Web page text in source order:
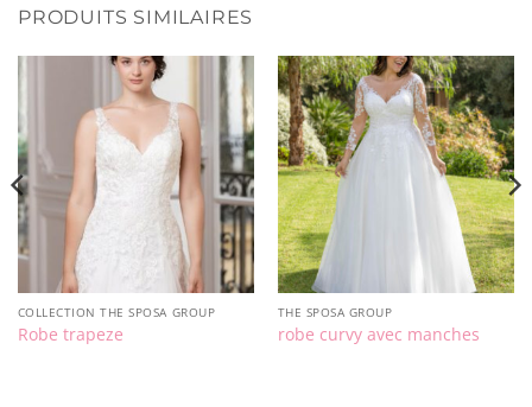
PRODUITS SIMILAIRES
COLLECTION THE SPOSA GROUP
Robe trapeze
THE SPOSA GROUP
robe curvy avec manches